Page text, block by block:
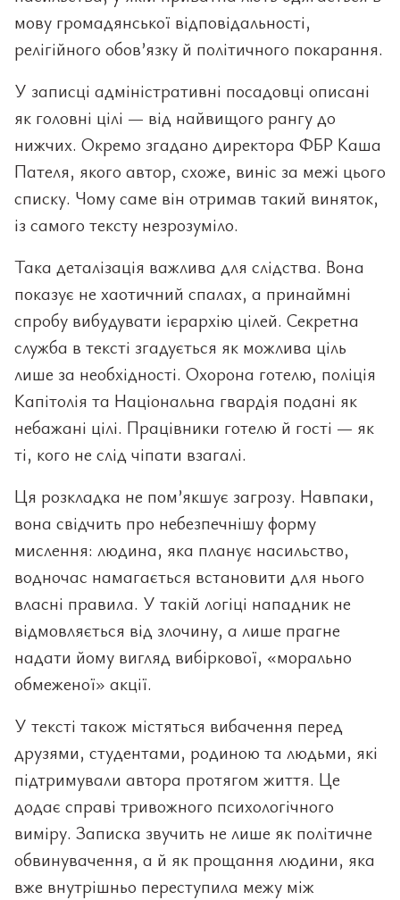
мову громадянської відповідальності,
релігійного обов’язку й політичного покарання.
У записці адміністративні посадовці описані
як головні цілі — від найвищого рангу до
нижчих. Окремо згадано директора ФБР Каша
Пателя, якого автор, схоже, виніс за межі цього
списку. Чому саме він отримав такий виняток,
із самого тексту незрозуміло.
Така деталізація важлива для слідства. Вона
показує не хаотичний спалах, а принаймні
спробу вибудувати ієрархію цілей. Секретна
служба в тексті згадується як можлива ціль
лише за необхідності. Охорона готелю, поліція
Капітолія та Національна гвардія подані як
небажані цілі. Працівники готелю й гості — як
ті, кого не слід чіпати взагалі.
Ця розкладка не пом’якшує загрозу. Навпаки,
вона свідчить про небезпечнішу форму
мислення: людина, яка планує насильство,
водночас намагається встановити для нього
власні правила. У такій логіці нападник не
відмовляється від злочину, а лише прагне
надати йому вигляд вибіркової, «морально
обмеженої» акції.
У тексті також містяться вибачення перед
друзями, студентами, родиною та людьми, які
підтримували автора протягом життя. Це
додає справі тривожного психологічного
виміру. Записка звучить не лише як політичне
обвинувачення, а й як прощання людини, яка
вже внутрішньо переступила межу між